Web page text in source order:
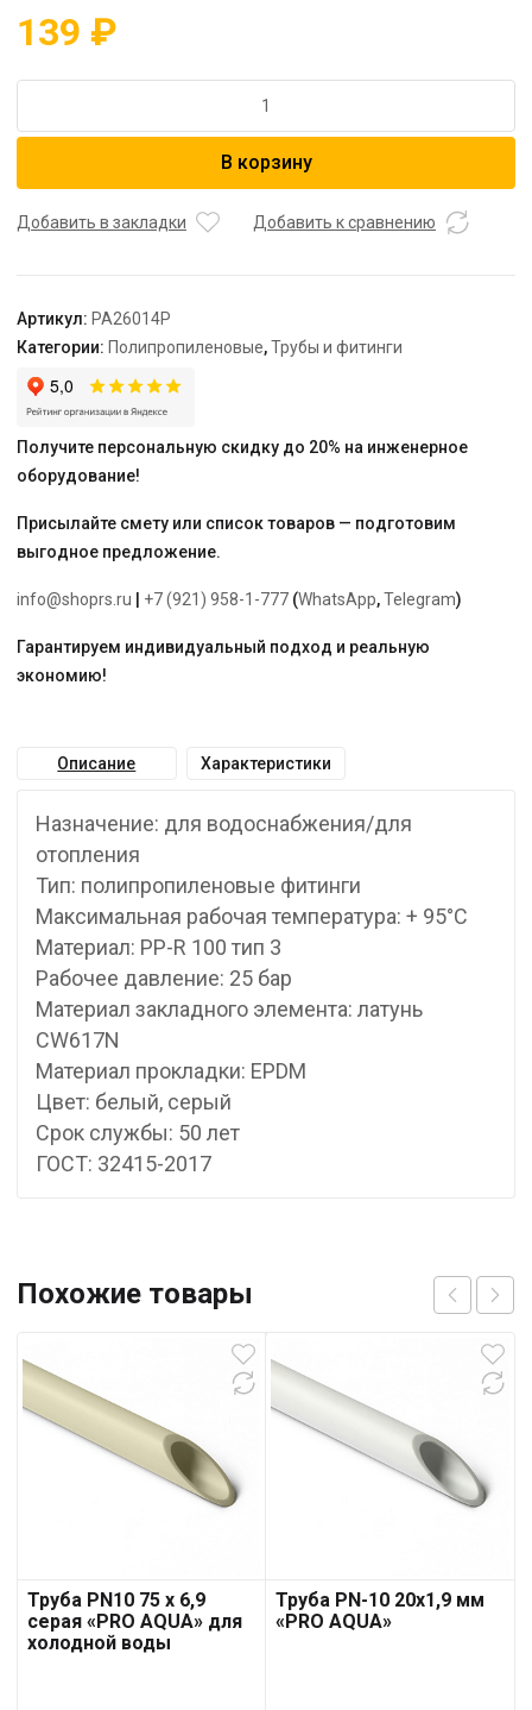
139 ₽
Угольник
25
AQUA"
В корзину
Добавить в закладки Добавить к сравнению
Артикул: PA26014P
Категории: Полипропиленовые,Трубы и фитинги
Получите персональную скидку до 20% на инженерное
оборудование!
Присылайте смету или список товаров — подготовим
выгодное предложение.
info@shoprs.ru +7 (921) 958-1-777 (WhatsApp,Telegram)
Гарантируем индивидуальный подход и реальную
экономию!
Описание Характеристики
Назначение: для водоснабжения/для
отопления
Тип: полипропиленовые фитинги
Максимальная рабочая температура: + 95°С
Материал: PP-R 100 тип 3
Рабочее давление: 25 бар
Материал закладного элемента: латунь
CW617N
Материал прокладки: EPDM
Цвет: белый, серый
Срок службы: 50 лет
ГОСТ: 32415-2017
Похожие товары
Труба PN10 75 x 6,9
серая «PRO AQUA» для
холодной воды
Труба PN-10 20х1,9 мм
«PRO AQUA»